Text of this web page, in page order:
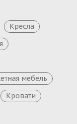
Кресла
мебель
Кровати